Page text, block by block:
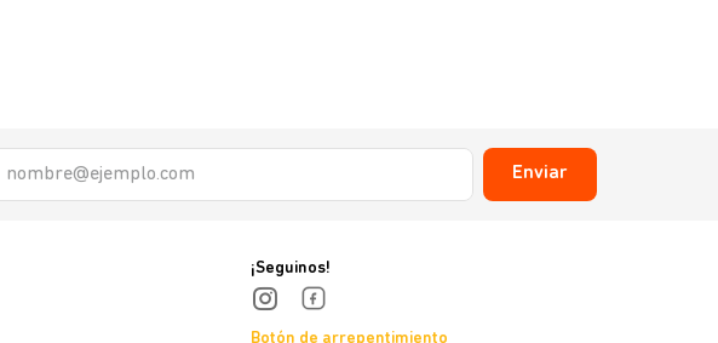
Enviar
¡Seguinos!
Botón de arrepentimiento